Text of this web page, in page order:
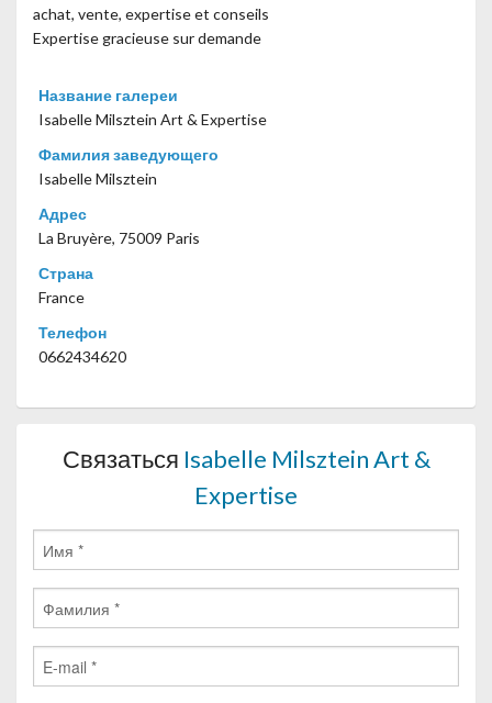
achat, vente, expertise et conseils
Expertise gracieuse sur demande
Название галереи
Isabelle Milsztein Art & Expertise
Фамилия заведующего
Isabelle Milsztein
Адрес
La Bruyère, 75009 Paris
Страна
France
Телефон
0662434620
Связаться Isabelle Milsztein Art &
Expertise